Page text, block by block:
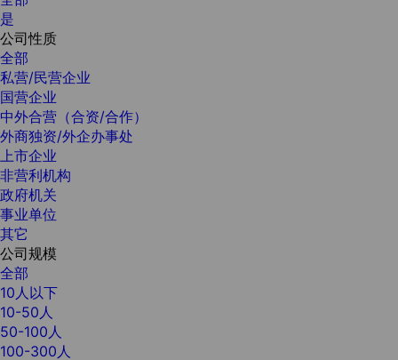
是
公司性质
全部
私营/民营企业
国营企业
中外合营（合资/合作）
外商独资/外企办事处
上市企业
非营利机构
政府机关
事业单位
其它
公司规模
全部
10人以下
10-50人
50-100人
100-300人